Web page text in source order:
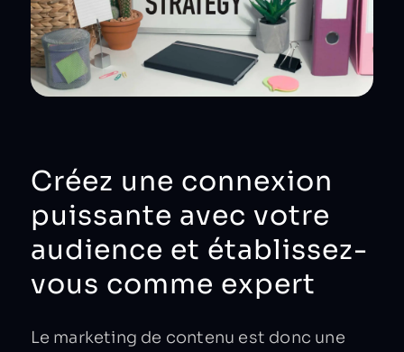
Créez une connexion
puissante avec votre
audience et établissez-
vous comme expert
Le marketing de contenu est donc une